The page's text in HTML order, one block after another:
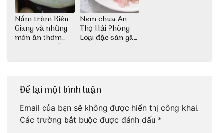
Nấm tràm Kiên
Giang và những
món ăn thơm
ngon khó cưỡng
Nem chua An
Thọ Hải Phòng –
Loại đặc sản gây
nghiện
Để lại một bình luận
Email của bạn sẽ không được hiển thị công khai.
Các trường bắt buộc được đánh dấu *